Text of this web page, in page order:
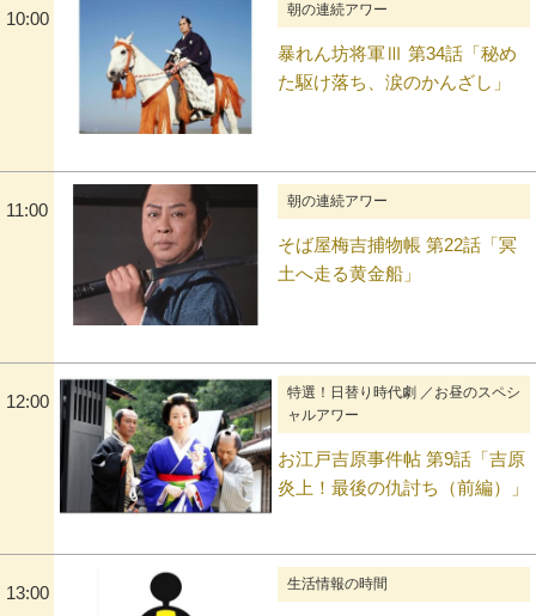
10:00 朝の連続アワー
暴れん坊将軍Ⅲ 第34話「秘め
た駆け落ち、涙のかんざし」
11:00 朝の連続アワー
そば屋梅吉捕物帳 第22話「冥
土へ走る黄金船」
12:00
特選！日替り時代劇 ／お昼のスペシ
ャルアワー
お江戸吉原事件帖 第9話「吉原
炎上！最後の仇討ち（前編）」
13:00 生活情報の時間